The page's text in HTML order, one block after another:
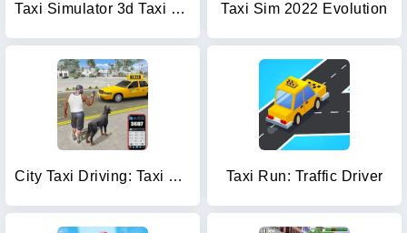
Taxi Simulator 3d Taxi Sim Taxi Sim 2022 Evolution
City Taxi Driving: Taxi Games Taxi Run: Traffic Driver